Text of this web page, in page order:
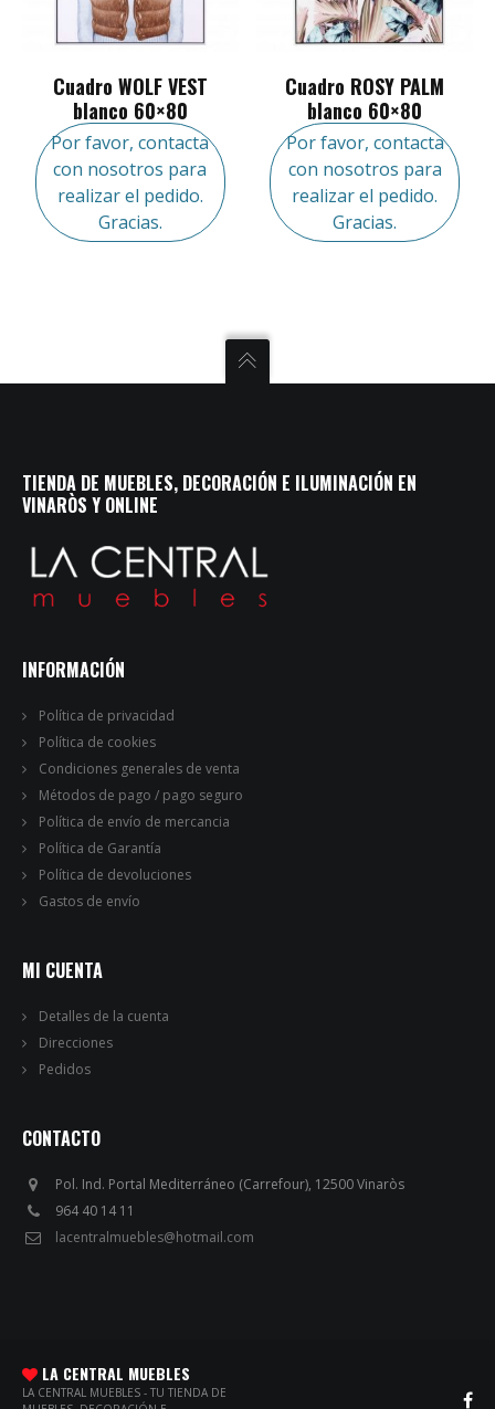
Cuadro WOLF VEST
blanco 60×80
Por favor, contacta
con nosotros para
realizar el pedido.
Gracias.
Cuadro ROSY PALM
blanco 60×80
Por favor, contacta
con nosotros para
realizar el pedido.
Gracias.
TIENDA DE MUEBLES, DECORACIÓN E ILUMINACIÓN EN
VINARÒS Y ONLINE
INFORMACIÓN
Política de privacidad
Política de cookies
Condiciones generales de venta
Métodos de pago / pago seguro
Política de envío de mercancia
Política de Garantía
Política de devoluciones
Gastos de envío
MI CUENTA
Detalles de la cuenta
Direcciones
Pedidos
CONTACTO
Pol. Ind. Portal Mediterráneo (Carrefour), 12500 Vinaròs
964 40 14 11
lacentralmuebles@hotmail.com
LA CENTRAL MUEBLES
LA CENTRAL MUEBLES - TU TIENDA DE